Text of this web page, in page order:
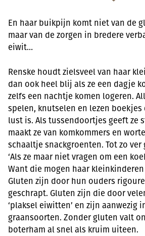
En haar buikpijn komt niet van de
maar van de zorgen in bredere
eiwit…
Renske houdt zielsveel van haar
dan ook heel blij als ze een dagje
zelfs een nachtje komen logeren.
spelen, knutselen en lezen
lust is. Als tussendoortjes geeft ze
maakt ze van komkommers en
schaaltje snackgroenten. Tot zo ver
‘Als ze maar niet vragen om een
Want die mogen haar
Gluten zijn door hun ouders
geschrapt. Gluten zijn die door
‘plaksel eiwitten’ en zijn aanwezig
graansoorten. Zonder gluten valt
boterham al snel als kruim uiteen.